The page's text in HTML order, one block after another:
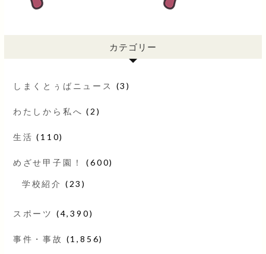
カテゴリー
しまくとぅばニュース (3)
わたしから私へ (2)
生活 (110)
めざせ甲子園！ (600)
学校紹介 (23)
スポーツ (4,390)
事件・事故 (1,856)